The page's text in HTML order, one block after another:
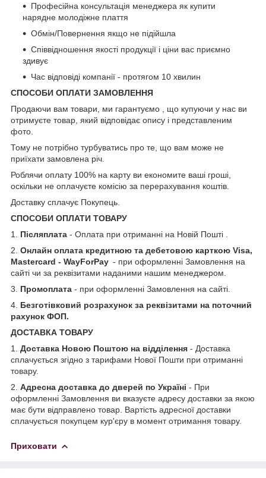
Професійна консультація менеджера як купити
нарядне молодіжне плаття
Обмін/Повернення якщо не підійшла
Співвідношення якості продукції і ціни вас приємно
здивує
Час відповіді компанії - протягом 10 хвилин
СПОСОБИ ОПЛАТИ ЗАМОВЛЕННЯ
Продаючи вам товари, ми гарантуємо , що купуючи у нас ви
отримуєте товар, який відповідає опису і представленим
фото.
Тому не потрібно турбуватись про те, що вам може не
приїхати замовлена річ.
Роблячи оплату 100% на карту ви економите ваші гроші,
оскільки не оплачуєте комісію за перерахування коштів.
Доставку сплачує Покупець.
СПОСОБИ ОПЛАТИ ТОВАРУ
1. Післяплата - Оплата при отриманні на Новій Пошті .
2. Онлайн оплата кредитною та дебетовою карткою Visa,
Mastercard - WayForPay - при оформленні Замовлення на
сайті чи за реквізитами наданими нашим менеджером.
3. Промоплата - при оформленні Замовлення на сайті.
4. Безготівковий розрахунок за реквізитами на поточний
рахунок ФОП.
ДОСТАВКА ТОВАРУ
1.
Доставка Новою Поштою на відділення - Доставка
сплачується згідно з тарифами Нової Пошти при отриманні
товару.
2. Адресна доставка до дверей по Україні - При
оформленні Замовлення ви вказуєте адресу доставки за якою
має бути відправлено товар. Вартість адресної доставки
сплачується покупцем кур'єру в момент отримання товару.
Приховати